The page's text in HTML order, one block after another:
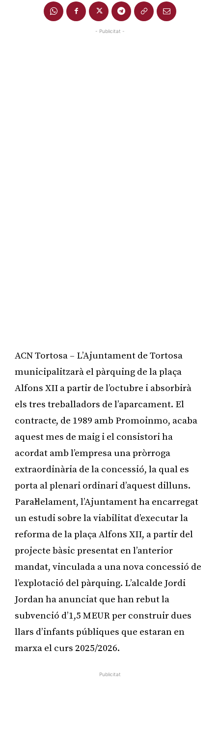
- Publicitat -
ACN Tortosa – L’Ajuntament de Tortosa
municipalitzarà el pàrquing de la plaça
Alfons XII a partir de l’octubre i absorbirà
els tres treballadors de l’aparcament. El
contracte, de 1989 amb Promoinmo, acaba
aquest mes de maig i el consistori ha
acordat amb l’empresa una pròrroga
extraordinària de la concessió, la qual es
porta al plenari ordinari d’aquest dilluns.
Paral·lelament, l’Ajuntament ha encarregat
un estudi sobre la viabilitat d’executar la
reforma de la plaça Alfons XII, a partir del
projecte bàsic presentat en l’anterior
mandat, vinculada a una nova concessió de
l’explotació del pàrquing. L’alcalde Jordi
Jordan ha anunciat que han rebut la
subvenció d’1,5 MEUR per construir dues
llars d’infants públiques que estaran en
marxa el curs 2025/2026.
Publicitat